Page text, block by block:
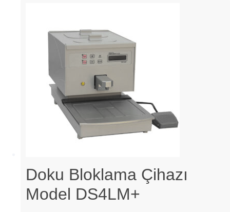
Doku Bloklama Çihazı
Model DS4LM+